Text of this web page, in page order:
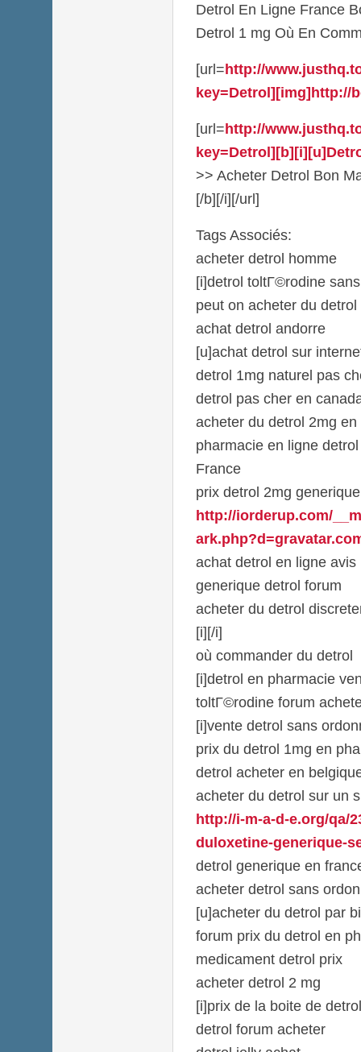
Detrol En Ligne France
Detrol 1 mg Où En
[url=http://
key=Detrol][img]http://
[url=http://
>> Acheter Detrol Bon
[/b][/i][/url]
Tags Associés:
acheter detrol homme
[i]detrol toltГ©rodine
peut on acheter du
achat detrol andorre
[u]achat detrol sur
detrol 1mg naturel pas
detrol pas cher en
acheter du detrol 2mg en
pharmacie en ligne
France
prix detrol 2mg generique
http://iorderup.com/
achat detrol en ligne avis
generique detrol forum
acheter du detrol
[i][/i]
où commander du detrol
[i]detrol en pharmacie
toltГ©rodine forum
[i]vente detrol sans
prix du detrol 1mg en
detrol acheter en
acheter du detrol sur un
http://i-m-a-d-e.org/qa/
duloxetine-generique-
detrol generique en
acheter detrol sans
[u]acheter du detrol par
forum prix du detrol en
medicament detrol prix
acheter detrol 2 mg
[i]prix de la boite de
detrol forum acheter